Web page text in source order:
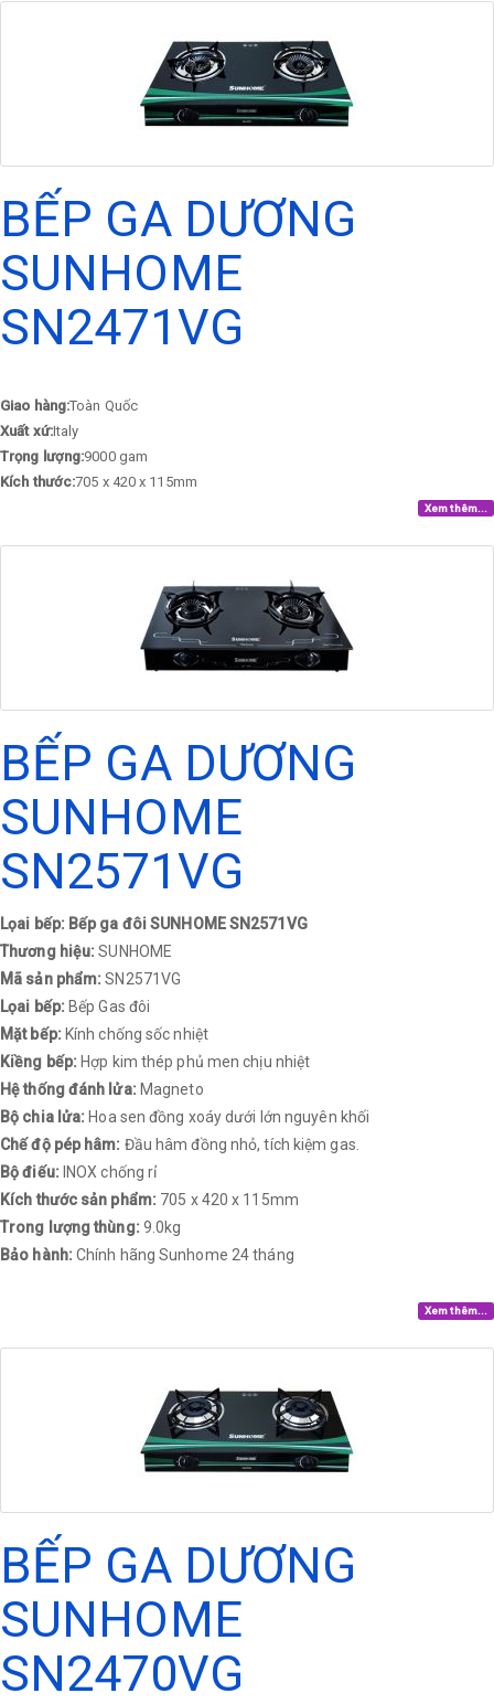
BẾP GA DƯƠNG
SUNHOME
SN2471VG
Giao hàng:Toàn Quốc
Xuất xứ:Italy
Trọng lượng:9000 gam
Kích thước:705 x 420 x 115mm
Xem thêm...
BẾP GA DƯƠNG
SUNHOME
SN2571VG
Lọai bếp: Bếp ga đôi SUNHOME SN2571VG
Thương hiệu:SUNHOME
Mã sản phẩm:SN2571VG
Lọai bếp: Bếp Gas đôi
Mặt bếp: Kính chống sốc nhiệt
Kiềng bếp: Hợp kim thép phủ men chịu nhiệt
Hệ thống đánh lửa: Magneto
Bộ chia lửa: Hoa sen đồng xoáy dưới lớn nguyên khối
Chế độ pép hâm: Đầu hâm đồng nhỏ, tích kiệm gas.
Bộ điếu: INOX chống rỉ
Kích thước sản phẩm: 705 x 420 x 115mm
Trong lượng thùng: 9.0kg
Bảo hành: Chính hãng Sunhome 24 tháng​
Xem thêm...
BẾP GA DƯƠNG
SUNHOME
SN2470VG